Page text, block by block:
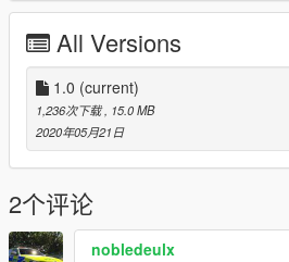
Future.
Fixes: NumberPlates On Unmarked
Please Contact Me Visa Discord If
Contact Us if theres any enquiries or
Discord: https://discord.gg/dYd7jq23ZV
All Versions
1.0 (current)
1,236次下载 , 15.0 MB
2020年05月21日
2个评论
nobledeulx